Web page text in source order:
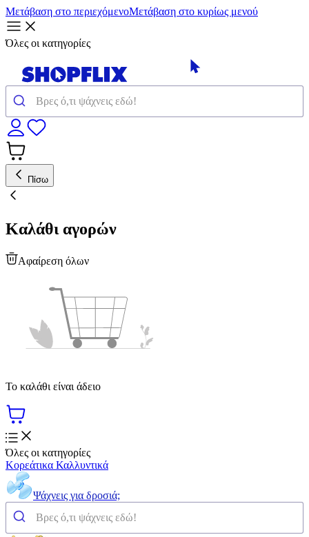
Μετάβαση στο περιεχόμενοΜετάβαση στο κυρίως μενού
Όλες οι κατηγορίες
Πίσω
Καλάθι αγορών
Αφαίρεση όλων
Το καλάθι είναι άδειο
Όλες οι κατηγορίες
Κορεάτικα Καλλυντικά
Ψάχνεις για δροσιά;